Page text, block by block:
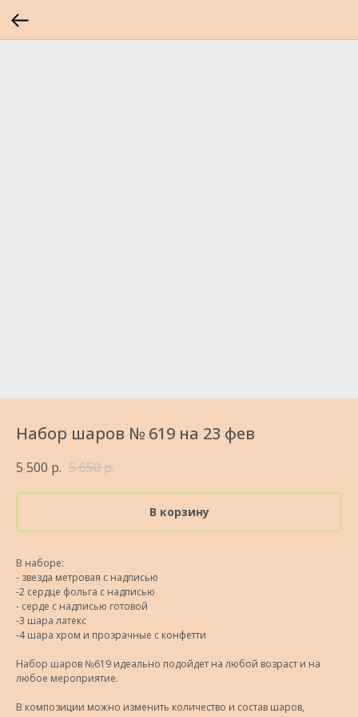
Набор шаров № 619 на 23 фев
5 500 р. 5 650р.
В корзину
В наборе:
- звезда метровая с надписью
-2 сердце фольга с надписью
- серде с надписью готовой
-3 шара латекс
-4 шара хром и прозрачные с конфетти
Набор шаров №619 идеально подойдет на любой возраст и на
любое мероприятие.
В композиции можно изменить количество и состав шаров,